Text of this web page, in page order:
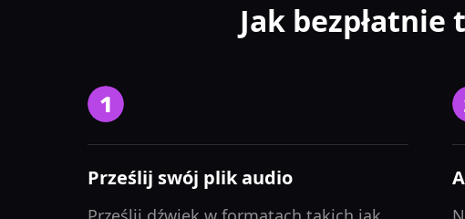
Jak
Prześlij swój plik audio